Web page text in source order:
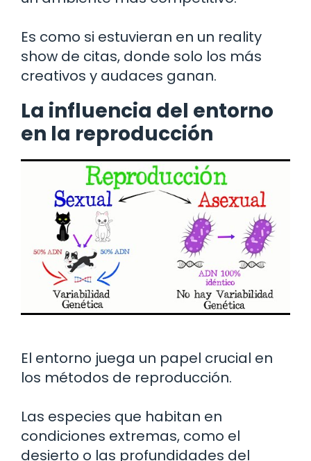
Es como si estuvieran en un reality
show de citas, donde solo los más
creativos y audaces ganan.
La influencia del entorno
en la reproducción
El entorno juega un papel crucial en
los métodos de reproducción.
Las especies que habitan en
condiciones extremas, como el
desierto o las profundidades del